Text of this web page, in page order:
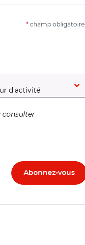
* champ obligatoire
obligatoire)
consulter